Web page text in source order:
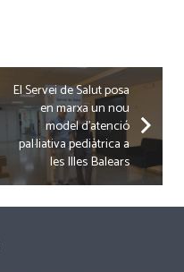
El Servei de Salut posa
en marxa un nou
model d’atenció
pal·liativa pediàtrica a
les Illes Balears